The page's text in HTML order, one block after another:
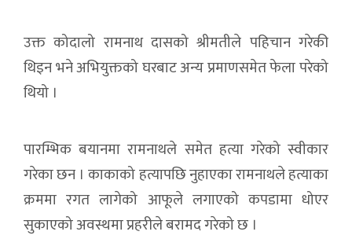
उक्त कोदालो रामनाथ दासको श्रीमतीले पहिचान गरेकी
थिइन भने अभियुक्तको घरबाट अन्य प्रमाणसमेत फेला परेको
थियो ।
पारम्भिक बयानमा रामनाथले समेत हत्या गरेको स्वीकार
गरेका छन । काकाको हत्यापछि नुहाएका रामनाथले हत्याका
क्रममा रगत लागेको आफूले लगाएको कपडामा धोएर
सुकाएको अवस्थमा प्रहरीले बरामद गरेको छ ।